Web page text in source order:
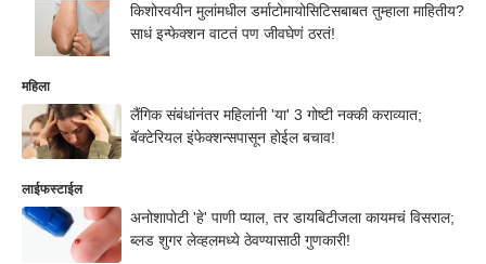
किशोरवयीन मुलांमधील डर्माटोमायोसिटिसबाबत तुम्हाला माहितीय?
साधं इन्फेक्शन वाटतं पण जीवघेणं ठरतं!
महिला
लैंगिक संबंधांनंतर महिलांनी 'या' 3 गोष्टी नक्की कराव्यात;
बॅक्टेरियल इंफेक्शन्सपासून होईल बचाव!
लाईफस्टाईल
अनोशापोटी 'हे' पाणी प्याल, तर डायबिटीजला कायमचं विसराल;
ब्लड शुगर लेव्हलमध्ये ठेवण्यासाठी गुणकारी!